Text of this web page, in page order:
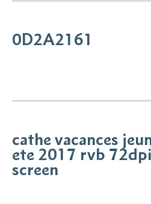
0D2A2161
cathe vacances
ete 2017 rvb 72dpi
screen